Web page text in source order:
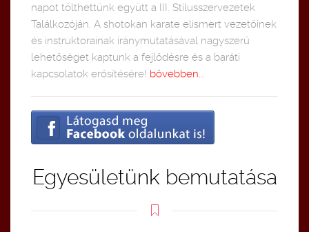
Egyesületünk bemutatása
napot tölthettünk együtt a III. Stílusszervezetek
Találkozóján. A shotokan karate elismert vezetőinek
és instruktorainak iránymutatásával nagyszerű
lehetőséget kaptunk a fejlődésre és a baráti
kapcsolatok erősítésére! bővebben...